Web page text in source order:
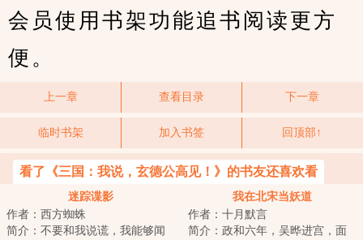
会员使用书架功能追书阅读更方
便。
上一章 查看目录 下一章
临时书架 加入书签 回顶部↑
看了《三国：我说，玄德公高见！》的书友还喜欢看
迷踪谍影
作者：西方蜘蛛
简介：不要和我说谎，我能够闻
我在北宋当妖道
作者：十月默言
简介：政和六年，吴晔进宫，面